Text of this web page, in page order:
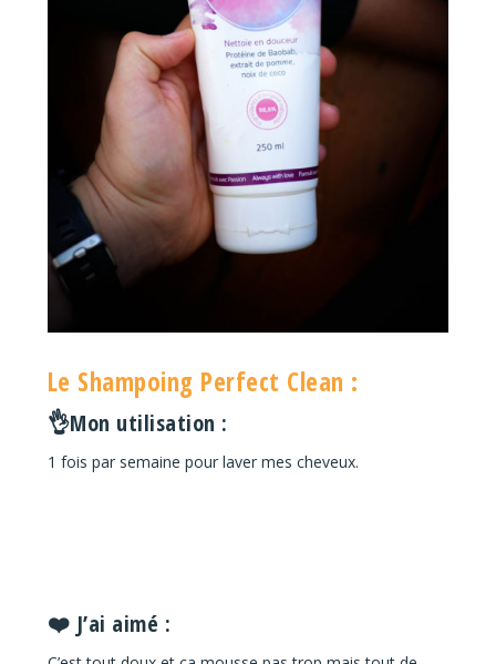
Le Shampoing Perfect Clean :
👌Mon utilisation :
1 fois par semaine pour laver mes cheveux.
❤️ J’ai aimé :